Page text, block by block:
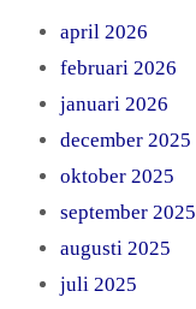
april 2026
februari 2026
januari 2026
december 2025
oktober 2025
september 2025
augusti 2025
juli 2025